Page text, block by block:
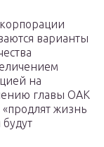
варианты
на
главы ОАК
жизнь